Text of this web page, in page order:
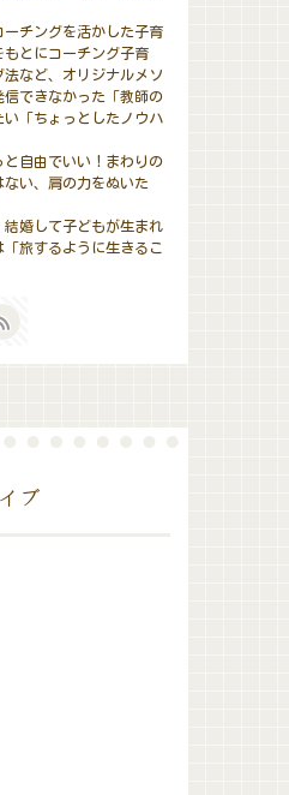
ーチングを活かした子育
もとにコーチング子育
など、オリジナルメソ
信できなかった「教師の
「ちょっとしたノウハ
自由でいい！まわりの
ない、肩の力をぬいた
婚して子どもが生まれ
旅するように生きるこ
ブ